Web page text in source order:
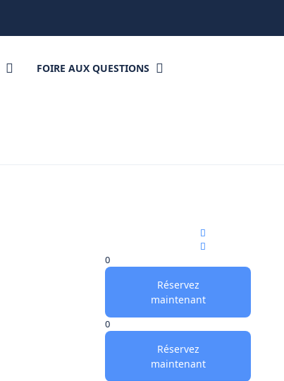
FOIRE AUX QUESTIONS
0
Réservez
maintenant
0
Réservez
maintenant